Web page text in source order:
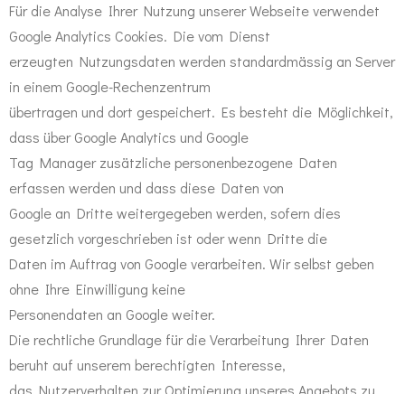
Für die Analyse Ihrer Nutzung unserer Webseite verwendet
Google Analytics Cookies. Die vom Dienst
erzeugten Nutzungsdaten werden standardmässig an Server
in einem Google-Rechenzentrum
übertragen und dort gespeichert. Es besteht die Möglichkeit,
dass über Google Analytics und Google
Tag Manager zusätzliche personenbezogene Daten
erfassen werden und dass diese Daten von
Google an Dritte weitergegeben werden, sofern dies
gesetzlich vorgeschrieben ist oder wenn Dritte die
Daten im Auftrag von Google verarbeiten. Wir selbst geben
ohne Ihre Einwilligung keine
Personendaten an Google weiter.
Die rechtliche Grundlage für die Verarbeitung Ihrer Daten
beruht auf unserem berechtigten Interesse,
das Nutzerverhalten zur Optimierung unseres Angebots zu